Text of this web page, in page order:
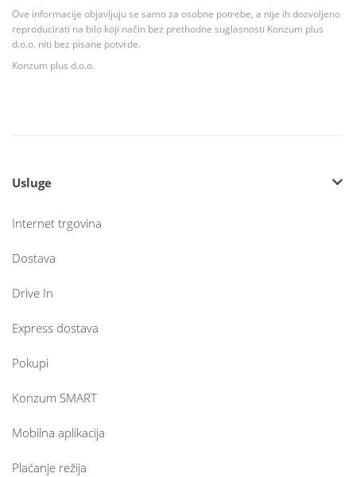
Ove informacije objavljuju se samo za osobne potrebe, a nije ih dozvoljeno
reproducirati na bilo koji način bez prethodne suglasnosti Konzum plus
d.o.o. niti bez pisane potvrde.
Konzum plus d.o.o.
Usluge
Internet trgovina
Dostava
Drive In
Express dostava
Pokupi
Konzum SMART
Mobilna aplikacija
Plaćanje režija